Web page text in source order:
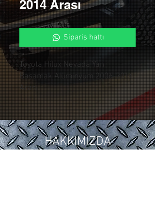
2014 Arası
Sipariş hattı
Toyota Hilux Nevada Yan
Basamak Alüminyum 2006-2014
Arası
HAKKIMIZDA